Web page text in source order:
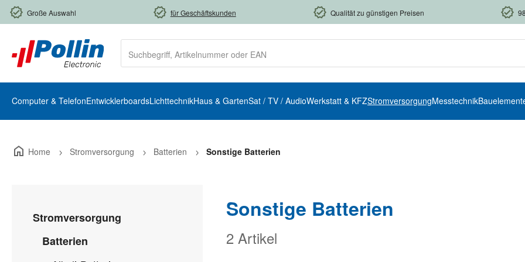
Hauptinhalt springen
Zur Suche springen
Zur Hauptnavigation springen
Große Auswahl für Geschäftskunden Qualität zu günstigen Preisen
Computer & TelefonEntwicklerboardsLichttechnikHaus & GartenSat / TV / AudioWerkstatt & KFZStromversorgungMesstechnik
Home Stromversorgung Batterien Sonstige Batterien
Stromversorgung
Batterien
Sonstige Batterien
2 Artikel